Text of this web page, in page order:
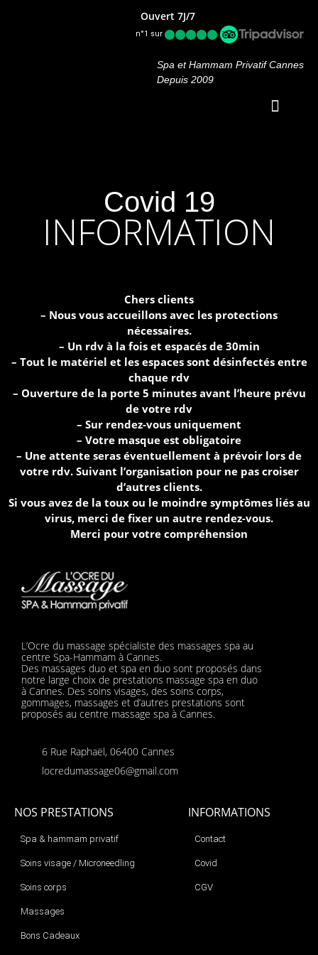
Ouvert 7J/7
n°1 sur
Spa et Hammam Privatif Cannes
Depuis 2009
Covid 19
INFORMATION
Chers clients
– Nous vous accueillons avec les protections
nécessaires.
– Un rdv à la fois et espacés de 30min
– Tout le matériel et les espaces sont désinfectés entre
chaque rdv
– Ouverture de la porte 5 minutes avant l’heure prévu
de votre rdv
– Sur rendez-vous uniquement
– Votre masque est obligatoire
– Une attente seras éventuellement à prévoir lors de
votre rdv. Suivant l’organisation pour ne pas croiser
d’autres clients.
Si vous avez de la toux ou le moindre symptômes liés au
virus, merci de fixer un autre rendez-vous.
Merci pour votre compréhension
L’Ocre du massage spécialiste des massages spa au
centre Spa-Hammam à Cannes.
Des massages duo et spa en duo sont proposés dans
notre large choix de prestations massage spa en duo
à Cannes. Des soins visages, des soins corps,
gommages, massages et d’autres prestations sont
proposés au centre massage spa à Cannes.
6 Rue Raphaël, 06400 Cannes
locredumassage06@gmail.com
NOS PRESTATIONS
Spa & hammam privatif
Soins visage / Microneedling
Soins corps
Massages
Bons Cadeaux
INFORMATIONS
Contact
Covid
CGV